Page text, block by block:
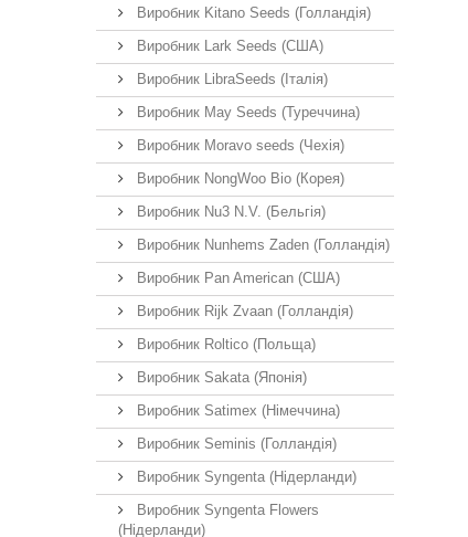
Виробник Kitano Seeds (Голландія)
Виробник Lark Seeds (США)
Виробник LibraSeeds (Італія)
Виробник May Seeds (Туреччина)
Виробник Moravo seeds (Чехія)
Виробник NongWoo Bio (Корея)
Виробник Nu3 N.V. (Бельгія)
Виробник Nunhems Zaden (Голландія)
Виробник Pan American (США)
Виробник Rijk Zvaan (Голландія)
Виробник Roltico (Польща)
Виробник Sakata (Японія)
Виробник Satimex (Німеччина)
Виробник Seminis (Голландія)
Виробник Syngenta (Нідерланди)
Виробник Syngenta Flowers
(Нідерланди)